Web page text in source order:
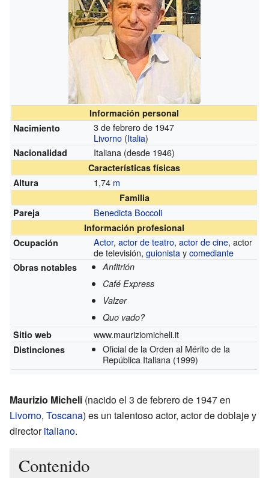
Información personal
Nacimiento
3 de febrero de 1947
Livorno (Italia)
Nacionalidad Italiana (desde 1946)
Características físicas
Altura
1,74 m
Familia
Pareja
Benedicta Boccoli
Información profesional
Ocupación
Actor,actor de teatro,actor de cine, actor
de televisión,guionistaycomediante
Obras notables
Anfitrión
Café Express
Valzer
Quo vado?
Sitio web
www.mauriziomicheli.it
Distinciones
Oficial de la Orden al Mérito de la
República Italiana (1999)
Maurizio Micheli (nacido el 3 de febrero de 1947 en
Livorno, Toscana) es un talentoso actor, actor de doblaje y
directoritaliano.
Contenido